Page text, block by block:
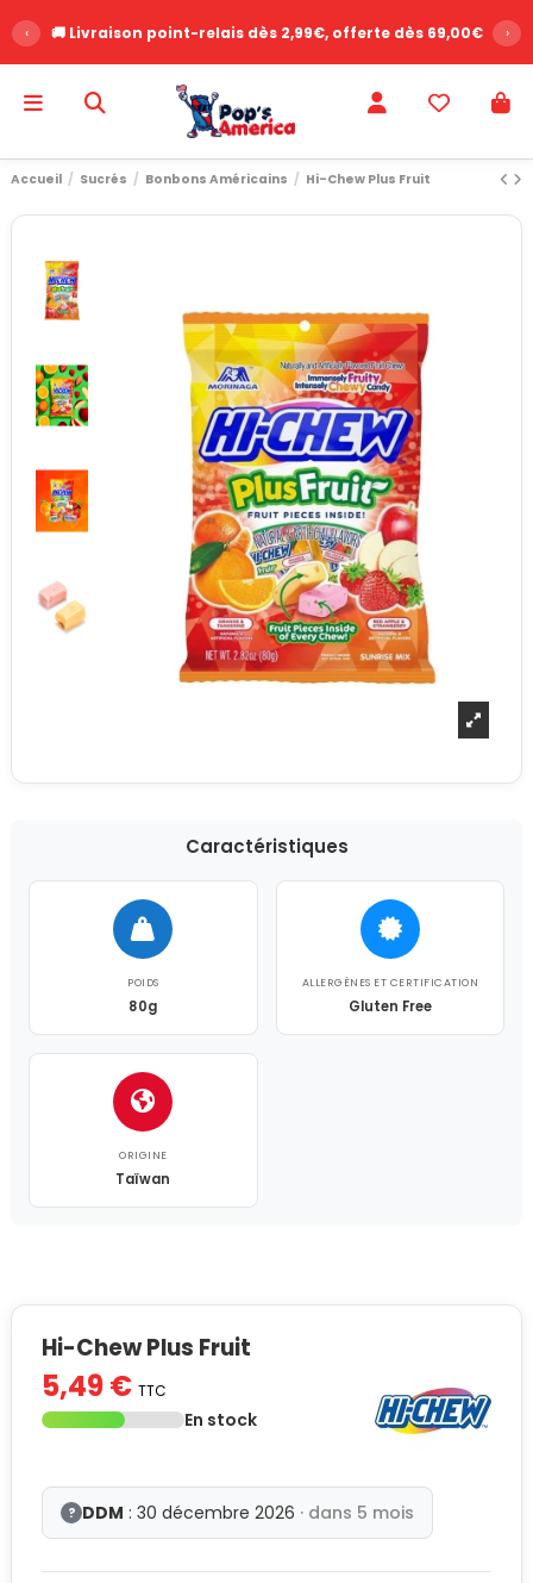
‹ ⭐ Plus de 2500 avis clients - Note 9.6/10 ›
Accueil Sucrés Bonbons Américains Hi-Chew Plus Fruit
Caractéristiques
POIDS
80g
ALLERGÈNES ET CERTIFICATION
Gluten Free
ORIGINE
Taïwan
Hi-Chew Plus Fruit
5,49 € TTC
En stock
? DDM : 30 décembre 2026 · dans 5 mois